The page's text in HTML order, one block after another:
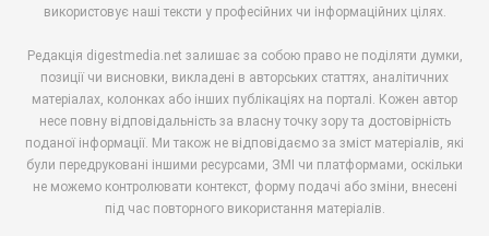
використовує наші тексти у професійних чи інформаційних цілях.
Редакція digestmedia.net залишає за собою право не поділяти думки,
позиції чи висновки, викладені в авторських статтях, аналітичних
матеріалах, колонках або інших публікаціях на порталі. Кожен автор
несе повну відповідальність за власну точку зору та достовірність
поданої інформації. Ми також не відповідаємо за зміст матеріалів, які
були передруковані іншими ресурсами, ЗМІ чи платформами, оскільки
не можемо контролювати контекст, форму подачі або зміни, внесені
під час повторного використання матеріалів.